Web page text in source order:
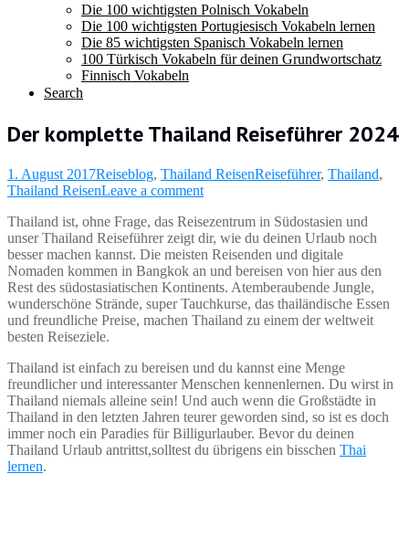
Die 100 wichtigsten Polnisch Vokabeln
Die 100 wichtigsten Portugiesisch Vokabeln lernen
Die 85 wichtigsten Spanisch Vokabeln lernen
100 Türkisch Vokabeln für deinen Grundwortschatz
Finnisch Vokabeln
Search
Der komplette Thailand Reiseführer 2024
1. August 2017Reiseblog, Thailand ReisenReiseführer, Thailand,
Thailand ReisenLeave a comment
Thailand ist, ohne Frage, das Reisezentrum in Südostasien und
unser Thailand Reiseführer zeigt dir, wie du deinen Urlaub noch
besser machen kannst. Die meisten Reisenden und digitale
Nomaden kommen in Bangkok an und bereisen von hier aus den
Rest des südostasiatischen Kontinents. Atemberaubende Jungle,
wunderschöne Strände, super Tauchkurse, das thailändische Essen
und freundliche Preise, machen Thailand zu einem der weltweit
besten Reiseziele.
Thailand ist einfach zu bereisen und du kannst eine Menge
freundlicher und interessanter Menschen kennenlernen. Du wirst in
Thailand niemals alleine sein! Und auch wenn die Großstädte in
Thailand in den letzten Jahren teurer geworden sind, so ist es doch
immer noch ein Paradies für Billigurlauber. Bevor du deinen
Thailand Urlaub antrittst,solltest du übrigens ein bisschen Thai
lernen.